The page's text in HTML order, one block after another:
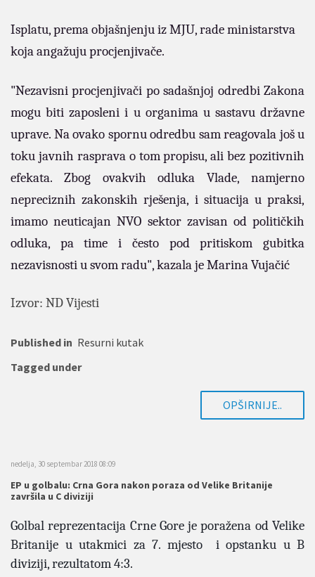
Isplatu, prema objašnjenju iz MJU, rade ministarstva
koja angažuju procjenjivače.
"Nezavisni procjenjivači po sadašnjoj odredbi Zakona
mogu biti zaposleni i u organima u sastavu državne
uprave. Na ovako spornu odredbu sam reagovala još u
toku javnih rasprava o tom propisu, ali bez pozitivnih
efekata. Zbog ovakvih odluka Vlade, namjerno
nepreciznih zakonskih rješenja, i situacija u praksi,
imamo neuticajan NVO sektor zavisan od političkih
odluka, pa time i često pod pritiskom gubitka
nezavisnosti u svom radu", kazala je Marina Vujačić
Izvor: ND Vijesti
Published in Resurni kutak
Tagged under
OPŠIRNIJE..
nedelja, 30 septembar 2018 08:09
EP u golbalu: Crna Gora nakon poraza od Velike Britanije
završila u C diviziji
Golbal reprezentacija Crne Gore je poražena od Velike
Britanije u utakmici za 7. mjesto i opstanku u B
diviziji, rezultatom 4:3.